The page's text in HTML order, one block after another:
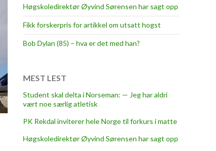
Høgskoledirektør Øyvind Sørensen har sagt opp
Fikk forskerpris for artikkel om utsatt hogst
Bob Dylan (85) – hva er det med han?
MEST LEST
Student skal delta i Norseman: — Jeg har aldri
vært noe særlig atletisk
PK Rekdal inviterer hele Norge til forkurs i matte
Høgskoledirektør Øyvind Sørensen har sagt opp